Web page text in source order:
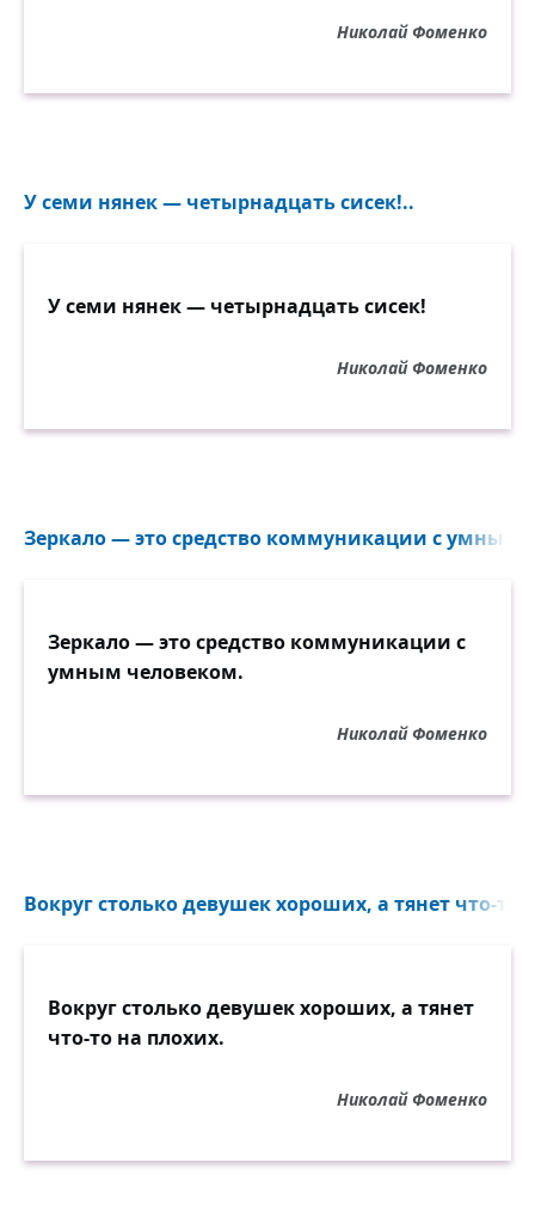
Николай Фоменко
У семи нянек — четырнадцать сисек!..
У семи нянек — четырнадцать сисек!
Николай Фоменко
Зеркало — это средство коммуникации с умным
Зеркало — это средство коммуникации с
умным человеком.
Николай Фоменко
Вокруг столько девушек хороших, а тянет что-то
Вокруг столько девушек хороших, а тянет
что-то на плохих.
Николай Фоменко